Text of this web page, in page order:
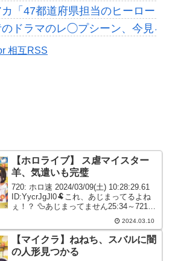
カ「47都道府県担当のヒーローを
のドラマのレ◯プシーン、今見る
相互RSS
【ホロライブ】 ス虐マイスター
羊、気遣いも完璧
720: ホロ速 2024/03/09(土) 10:28:29.61
ID:YycrJgJl0🐏これ、あじまってるよね
ぇ！？ 🦆あじまってません25:34～721:
ホロ速 2024/03/09(土) 10:29:09.222024.03.10
【マイクラ】ねねち、スバルに闇
の人形見つかる